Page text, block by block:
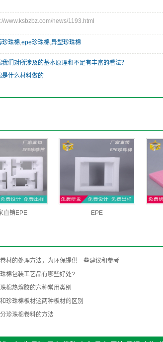
www.ksbzbz.com/news/1193.html
珍珠棉,epe珍珠棉,异型珍珠棉
我们对所涉及的基本原理和不足有丰富的看法？
是什么材料做的
直销EPE EPE
材的处理方法，为环保提供一些建议和参考
棉包装工艺品有哪些好处?
棉热熔胶的六种常用类别
珍珠棉板材这两种板材的区别
珍珠棉卷料的方法